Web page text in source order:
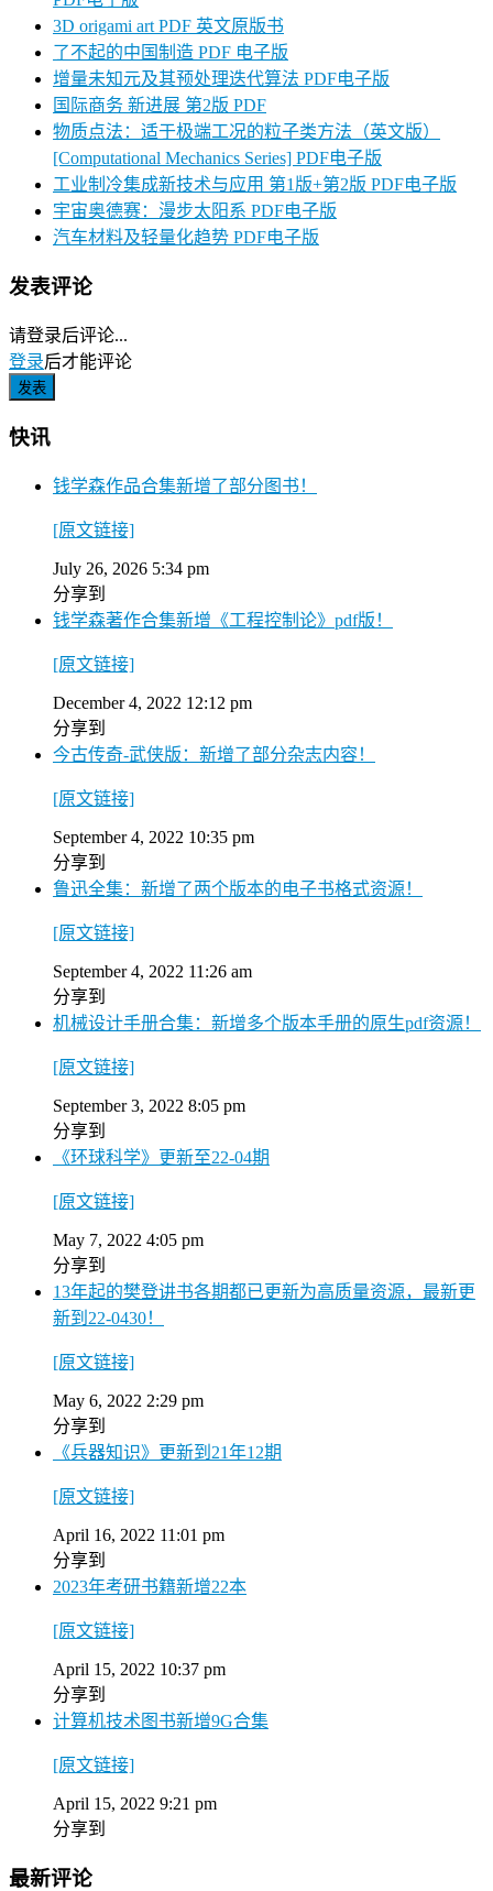
3D origami art PDF 英文原版书
了不起的中国制造 PDF 电子版
增量未知元及其预处理迭代算法 PDF电子版
国际商务 新进展 第2版 PDF
物质点法：适于极端工况的粒子类方法（英文版）
[Computational Mechanics Series] PDF电子版
工业制冷集成新技术与应用 第1版+第2版 PDF电子版
宇宙奥德赛：漫步太阳系 PDF电子版
汽车材料及轻量化趋势 PDF电子版
发表评论
请登录后评论...
登录后才能评论
快讯
钱学森作品合集新增了部分图书！
[原文链接]
July 26, 2026 5:34 pm
分享到
钱学森著作合集新增《工程控制论》pdf版！
[原文链接]
December 4, 2022 12:12 pm
分享到
今古传奇-武侠版：新增了部分杂志内容！
[原文链接]
September 4, 2022 10:35 pm
分享到
鲁迅全集：新增了两个版本的电子书格式资源！
[原文链接]
September 4, 2022 11:26 am
分享到
机械设计手册合集：新增多个版本手册的原生pdf资源！
[原文链接]
September 3, 2022 8:05 pm
分享到
《环球科学》更新至22-04期
[原文链接]
May 7, 2022 4:05 pm
分享到
13年起的樊登讲书各期都已更新为高质量资源，最新更
新到22-0430！
[原文链接]
May 6, 2022 2:29 pm
分享到
《兵器知识》更新到21年12期
[原文链接]
April 16, 2022 11:01 pm
分享到
2023年考研书籍新增22本
[原文链接]
April 15, 2022 10:37 pm
分享到
计算机技术图书新增9G合集
[原文链接]
April 15, 2022 9:21 pm
分享到
最新评论